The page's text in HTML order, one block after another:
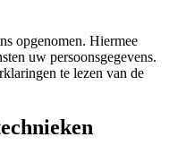
opgenomen. Hiermee
uw persoonsgegevens.
te lezen van de